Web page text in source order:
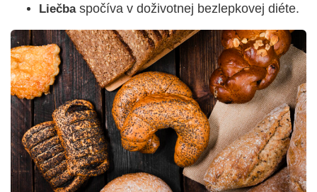
Liečba spočíva v doživotnej bezlepkovej diéte.